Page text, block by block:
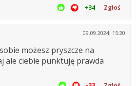
+34 Zgłoś
09.09.2024, 15:20
możesz pryszcze na
ale ciebie punktuję prawda